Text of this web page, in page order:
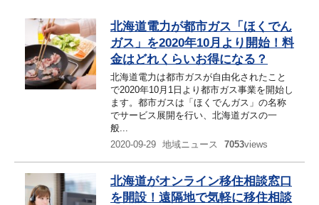
北海道電力が都市ガス「ほくでん
ガス」を2020年10月より開始！料
金はどれくらいお得になる？
北海道電力は都市ガスが自由化されたこと
で2020年10月1日より都市ガス事業を開始し
ます。都市ガスは「ほくでんガス」の名称
でサービス展開を行い、北海道ガスの一
般...
2020-09-29 地域ニュース 7053views
北海道がオンライン移住相談窓口
を開設！遠隔地で気軽に移住相談